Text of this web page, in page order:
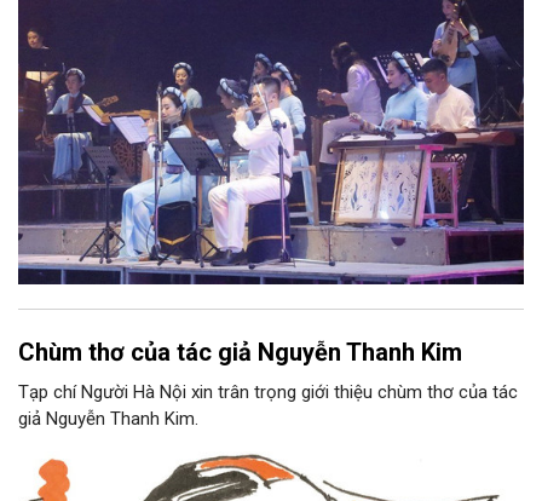
Chùm thơ của tác giả Nguyễn Thanh Kim
Tạp chí Người Hà Nội xin trân trọng giới thiệu chùm thơ của tác
giả Nguyễn Thanh Kim.